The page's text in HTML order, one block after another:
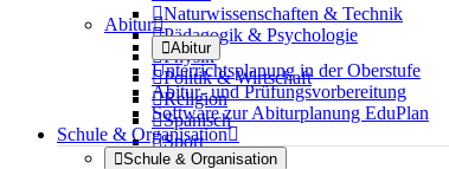
Naturwissenschaften & Technik
Pädagogik & Psychologie
Physik
Politik & Wirtschaft
Religion
Spanisch
Sport
Abitur
Abitur
Unterrichtsplanung in der Oberstufe
Abitur- und Prüfungsvorbereitung
Software zur Abiturplanung EduPlan
Schule & Organisation
Schule & Organisation